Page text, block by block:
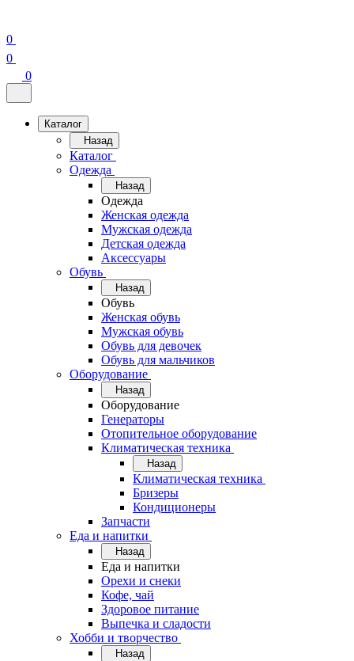
0
0
0
Каталог
Назад
Каталог
Одежда
Назад
Одежда
Женская одежда
Мужская одежда
Детская одежда
Аксессуары
Обувь
Назад
Обувь
Женская обувь
Мужская обувь
Обувь для девочек
Обувь для мальчиков
Оборудование
Назад
Оборудование
Генераторы
Отопительное оборудование
Климатическая техника
Назад
Климатическая техника
Бризеры
Кондиционеры
Запчасти
Еда и напитки
Назад
Еда и напитки
Орехи и снеки
Кофе, чай
Здоровое питание
Выпечка и сладости
Хобби и творчество
Назад